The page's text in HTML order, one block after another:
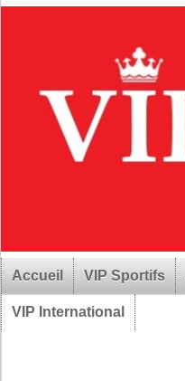
Accueil VIP Sportifs
VIP International